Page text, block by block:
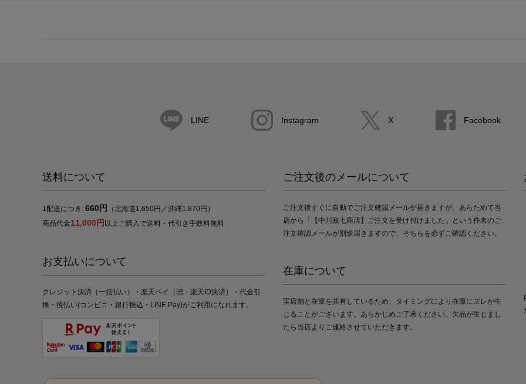
LINE Instagram X Facebook
送料について
1配送につき: 660円
（北海道1,650円／沖縄1,870円）
商品代金11,000円 以上ご購入で送料・代引き手数料無料
お支払いについて
クレジット決済（一括払い）・楽天ペイ（旧：楽天ID決済）・代金引
換・後払い(コンビニ・銀行振込・LINE Pay)がご利用になれます。
ご注文後のメールについて
ご注文後すぐに自動でご注文確認メールが届きますが、あらためて当
店から「【中川政七商店】ご注文を受け付けました」という件名のご
注文確認メールが別途届きますので、そちらを必ずご確認ください。
在庫について
実店舗と在庫を共有しているため、タイミングにより在庫にズレが生
じることがございます。あらかじめご了承ください。欠品が生じまし
たら当店よりご連絡させていただきます。